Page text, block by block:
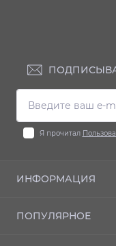
Я прочитал
ИНФОРМАЦИЯ
Гарантия
ПОПУЛЯРНОЕ